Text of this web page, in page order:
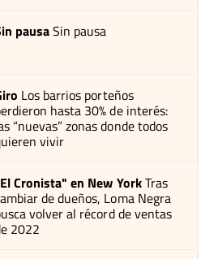
pausaSin pausa
Los barrios porteños
hasta 30% de interés:
“nuevas” zonas donde todos
vivir
Cronista" en New YorkTras
de dueños, Loma Negra
volver al récord de ventas
2022